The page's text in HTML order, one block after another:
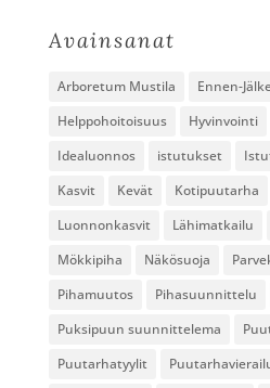
Avainsanat
Arboretum Mustila Ennen-
Helppohoitoisuus
Hyvinvointi
Idealuonnos
istutukset
Kasvit
Kevät Kotipuutarha
Luonnonkasvit
Lähimatkailu
Mökkipiha
Näkösuoja
Pihamuutos
Pihasuunnittelu
Puksipuun suunnittelema
Puutarhatyylit